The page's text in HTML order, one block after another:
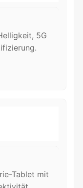
5G
Tablet mit